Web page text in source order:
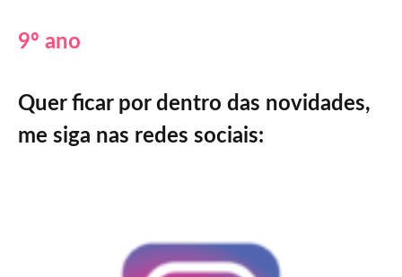
9º ano
Quer ficar por dentro das novidades,
me siga nas redes sociais: